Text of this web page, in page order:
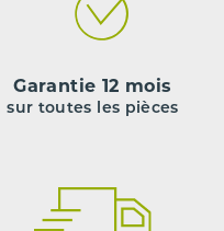
Garantie 12 mois
sur toutes les pièces